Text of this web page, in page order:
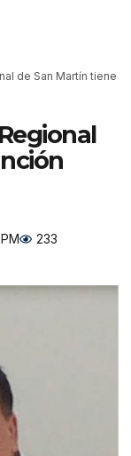
de San Martín tiene
233